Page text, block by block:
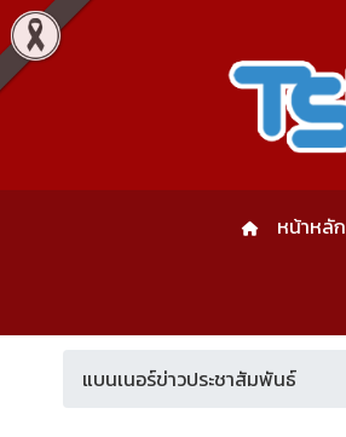
หน้าหลัก
แบนเนอร์ข่าวประชาสัมพันธ์